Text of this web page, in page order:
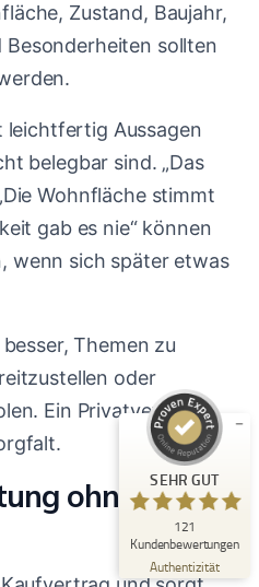
Zustand, Baujahr,
sollten
leichtfertig Aussagen
belegbar sind. „Das
Wohnfläche stimmt
gab es nie“ können
wenn sich später etwas
Themen zu
oder
Ein Privatverkauf
ohne
SEHR GUT
121
Kundenbewertungen
Authentizität
und Erfahrungen zu
100
%
Empfehlungen auf
ProvenExpert.com
GUT
5,00
5,00
18
Bewertungen auf
ProvenExpert.com
103
Quellen
Blick aufs ProvenExpert-Profil werfen
06.08.2026